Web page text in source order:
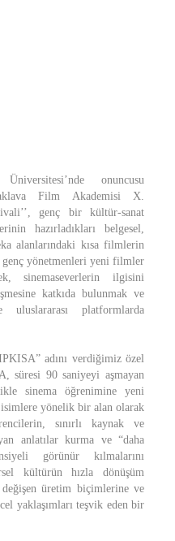
onuncusu
Film Akademisi X.
genç bir kültür-sanat
hazırladıkları belgesel,
alanlarındaki kısa filmlerin
yönetmenleri yeni filmler
sinemaseverlerin ilgisini
katkıda bulunmak ve
uluslararası platformlarda
adını verdiğimiz özel
süresi 90 saniyeyi aşmayan
sinema öğrenimine yeni
isimlere yönelik bir alan olarak
sınırlı kaynak ve
anlatılar kurma ve “daha
görünür kılmalarını
kültürün hızla dönüşüm
üretim biçimlerine ve
yaklaşımları teşvik eden bir